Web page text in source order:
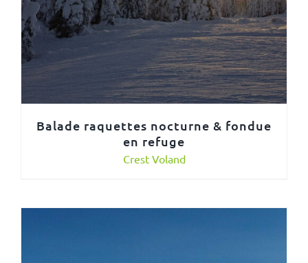
Balade raquettes nocturne & fondue
en refuge
Crest Voland